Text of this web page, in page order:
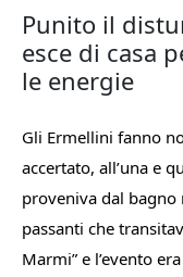
Punito il
esce di casa
le energie
Gli Ermellini fanno
accertato, all’una e
proveniva dal
passanti che
Marmi” e l’evento era